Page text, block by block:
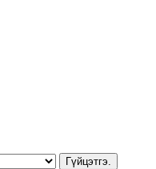
Гүйцэтгэ.